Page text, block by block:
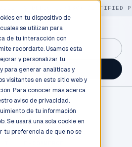
en tu dispositivo de
se utilizan para
de tu interacción con
recordarte. Usamos esta
y personalizar tu
para generar analíticas y
visitantes en este sitio web y
Para conocer más acerca
aviso de privacidad.
de tu información
Se usará una sola cookie en
tu preferencia de que no se
130+ CERTIFIED
→
an engineer →